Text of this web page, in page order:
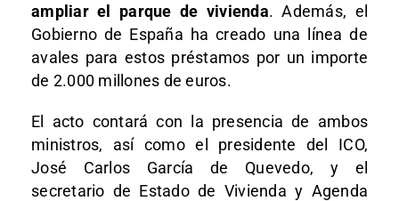
ampliar el parque de vivienda. Además, el
Gobierno de España ha creado una línea de
avales para estos préstamos por un importe
de 2.000 millones de euros.
El acto contará con la presencia de ambos
ministros, así como el presidente del ICO,
José Carlos García de Quevedo, y el
secretario de Estado de Vivienda y Agenda